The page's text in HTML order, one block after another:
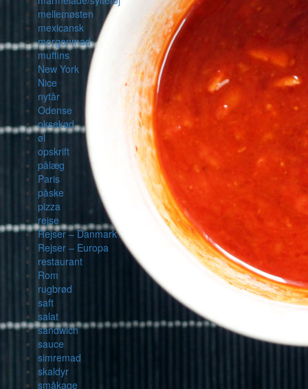
mellemøsten
mexicansk
morgenmad
muffins
New York
Nice
nytår
Odense
oksekød
øl
opskrift
pålæg
Paris
påske
pizza
rejse
Rejser – Danmark
Rejser – Europa
restaurant
Rom
rugbrød
saft
salat
sandwich
sauce
simremad
skaldyr
småkage